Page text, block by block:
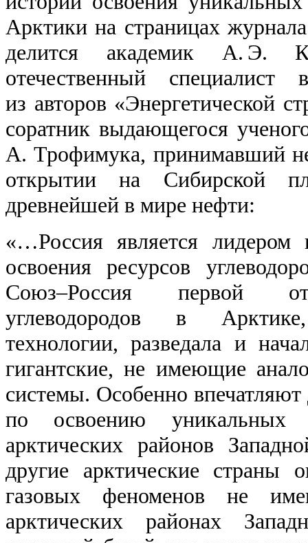
Арктики на страницах
делится академик А. Э.
отечественный
из авторов «Энергетической
соратник выдающегося
А. Трофимука, принимавший
открытии на Сибирской
древнейшей в мире нефти:
«…Россия является
освоения ресурсов
Союз–Россия первой
углеводородов в
технологии, разведала и
гигантские, не имеющие
системы. Особенно
по освоению уникальных
арктических районов
другие арктические страны
газовых феноменов не
арктических районах